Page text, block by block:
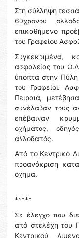
Στη σύλληψη
60χρονου
επικαθήμενο
του Γραφείου
Συγκεκριμένα,
ασφαλείας του
ύποπτα στην Πύλη
του Γραφείου
Πειραιά,
συνέλαβαν τους
επέβαιναν
οχήματος,
αλλοδαπός.
Από το Κεντρικό
προανάκριση,
όχημα.
*****
Σε έλεγχο που
από στελέχη του
Κεντρικού